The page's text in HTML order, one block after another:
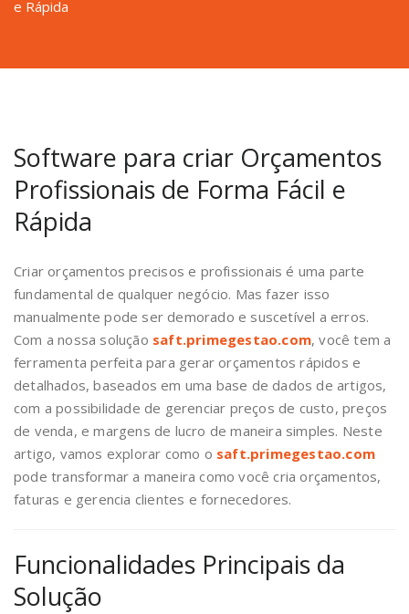
e Rápida
Software para criar Orçamentos
Profissionais de Forma Fácil e
Rápida
Criar orçamentos precisos e profissionais é uma parte
fundamental de qualquer negócio. Mas fazer isso
manualmente pode ser demorado e suscetível a erros.
Com a nossa solução saft.primegestao.com, você tem a
ferramenta perfeita para gerar orçamentos rápidos e
detalhados, baseados em uma base de dados de artigos,
com a possibilidade de gerenciar preços de custo, preços
de venda, e margens de lucro de maneira simples. Neste
artigo, vamos explorar como o saft.primegestao.com
pode transformar a maneira como você cria orçamentos,
faturas e gerencia clientes e fornecedores.
Funcionalidades Principais da
Solução